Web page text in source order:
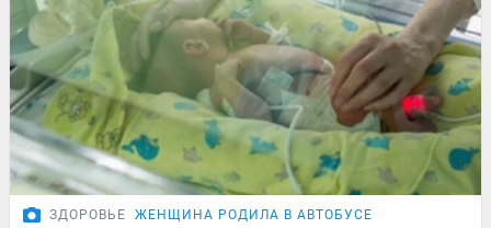
ЗДОРОВЬЕ ЖЕНЩИНА РОДИЛА В АВТОБУСЕ